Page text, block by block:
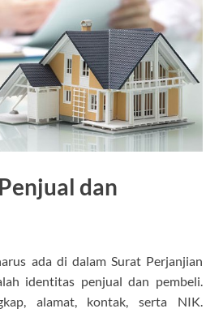
dan
ada di dalam Surat Perjanjian
identitas penjual dan pembeli.
alamat, kontak, serta NIK.